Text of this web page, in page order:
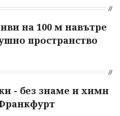
на 100 м навътре
пространство
- без знаме и химн